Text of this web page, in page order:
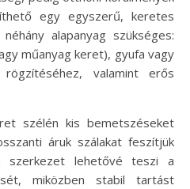
egy egyszerű, keretes
alapanyag szükséges:
műanyag keret), gyufa vagy
valamint erős
szélén kis bemetszéseket
áruk szálakat feszítjük
szerkezet lehetővé teszi a
miközben stabil tartást